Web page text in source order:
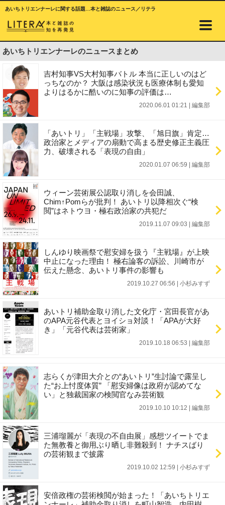
あいちトリエンナーレに関する話題…本と雑誌のニュース／リテラ
あいちトリエンナーレのニュースまとめ
吉村知事VS大村知事バトル 本当に正しいのはど
っちなのか？ 大阪は感染状況も医療体制も愛知
よりはるかに酷いのに知事の評価は…
2020.06.01 01:21 編集部
「あいトリ」「主戦場」攻撃、「旭日旗」肯定…
政治家とメディアの扇動で高まる歴史修正主義圧
力、破壊される「表現の自由」
2020.01.07 06:59 編集部
ウィーン芸術展公認取り消しを会田誠、
Chim↑Pomらが批判！ あいトリ以降相次ぐ“検
閲”はネトウヨ・極右政治家の共犯だ
2019.11.07 09:03 編集部
しんゆり映画祭で慰安婦を扱う『主戦場』が上映
中止になった理由！ 極右論客の訴訟、川崎市が
伝えた懸念、あいトリ事件の影響も
2019.10.27 06:56 小杉みすず
あいトリ補助金取り消した文化庁・宮田長官があ
のAPA元谷代表とヨイショ対談！「APAが大好
き」「元谷代表は芸術家」
2019.10.18 06:53 編集部
志らくが津田大介との“あいトリ”生討論で露呈し
た“お上忖度体質” 「慰安婦像は政府が認めてな
い」と独裁国家の検閲官なみ芸術観
2019.10.10 10:12 編集部
三浦瑠麗が「表現の不自由展」感想ツイートでま
た無教養と御用ぶり晒し非難殺到！ ナチスばり
の芸術観まで披露
2019.10.02 12:59 小杉みすず
安倍政権の芸術検閲が始まった！「あいちトリエ